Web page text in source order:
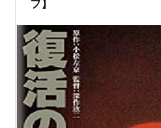
フ】